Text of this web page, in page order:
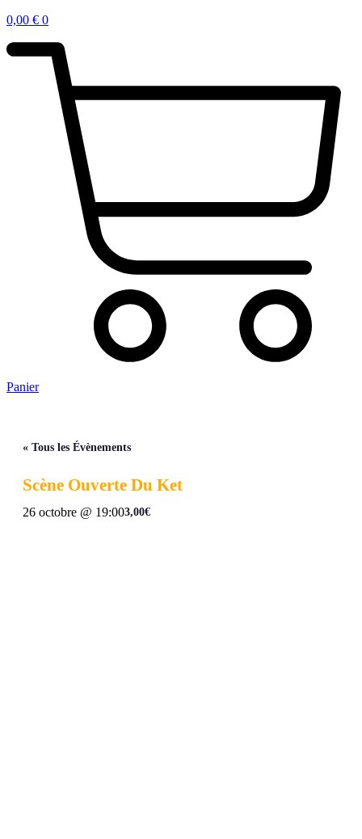
0,00 € 0
Panier
« Tous les Évènements
Scène Ouverte Du Ket
26 octobre @ 19:003,00€